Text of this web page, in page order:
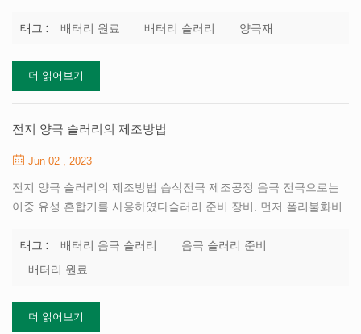
하여 형성된 혼합물인 유성 슬러리를 사용합니다. 활물질, 바인더,
잔류 알칼리 값 등 활물질의 성질은 슬러리의 안정성에 영향을 미친
니다. 슬러리 제조 과정의 요소. 활성 입자가 작을수...
태그 : 배터리 원료 배터리 슬러리 양극재
더 읽어보기
전지 양극 슬러리의 제조방법
Jun 02 , 2023
전지 양극 슬러리의 제조방법 습식전극 제조공정 음극 전극으로는
이중 유성 혼합기를 사용하였다슬러리 준비 장비. 먼저 폴리불화비
저 일정량의 용매 NMP(N-메틸피롤리돈)를 붓고 설계된 고형분에
따라 바인더 PVDF 분말을 추가하고 4~6시간 동안 교반하여 PVDF
한 액체이며 필요에 따라 고형분 함량을 5%~10% 사이로 조절할 수
있습니다. 준비된 접착제 용액은 일반적으로 교반 과정에서 생성된
태그 : 배터리 음극 슬러리
음극 슬러리 준비
배터리 원료
더 읽어보기